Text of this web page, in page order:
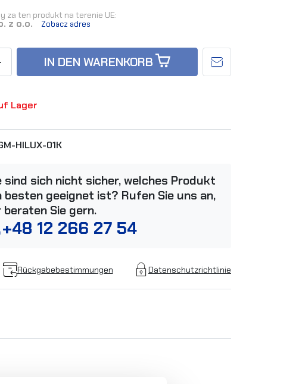
za ten produkt na terenie UE:
z o.o. Zobacz adres
IN DEN WARENKORB
Lager
HILUX-01K
sind sich nicht sicher, welches Produkt
besten geeignet ist? Rufen Sie uns an,
beraten Sie gern.
+48 12 266 27 54
Rückgabebestimmungen Datenschutzrichtlinie